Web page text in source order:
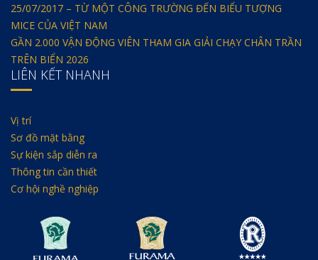
25/07/2017 – TỪ MỘT CÔNG TRƯỜNG ĐẾN BIỂU TƯỢNG
MICE CỦA VIỆT NAM
GẦN 2.000 VẬN ĐỘNG VIÊN THAM GIA GIẢI CHẠY CHÂN TRẦN
TRÊN BIỂN 2026
LIÊN KẾT NHANH
Vị trí
Sơ đồ mặt bằng
Sự kiện sắp diễn ra
Thông tin cần thiết
Cơ hội nghề nghiệp